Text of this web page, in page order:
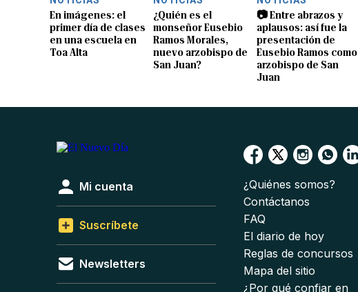
En imágenes: el
primer día de clases
en una escuela en
Toa Alta
¿Quién es el
monseñor Eusebio
Ramos Morales,
nuevo arzobispo de
San Juan?
📷 Entre abrazos y
aplausos: así fue la
presentación de
Eusebio Ramos como
arzobispo de San
Juan
Mi cuenta
Suscríbete
Newsletters
¿Quiénes somos?
Contáctanos
FAQ
El diario de hoy
Reglas de concursos
Mapa del sitio
¿Por qué confiar en